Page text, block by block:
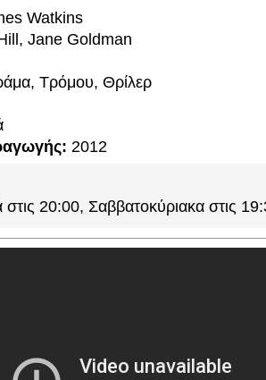
Watkins
Jane Goldman
Τρόμου, Θρίλερ
2012
στις 20:00, Σαββατοκύριακα στις